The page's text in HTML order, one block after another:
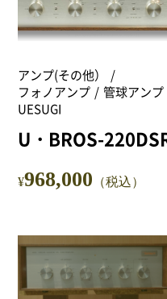
会社案内
Attach system公式サイ
会員登録
マイアカウント
特定商取引法に基づ
アンプ(その他）
フォノアンプ
管球アンプ
UESUGI
U・BROS-
¥968,000 （税込）